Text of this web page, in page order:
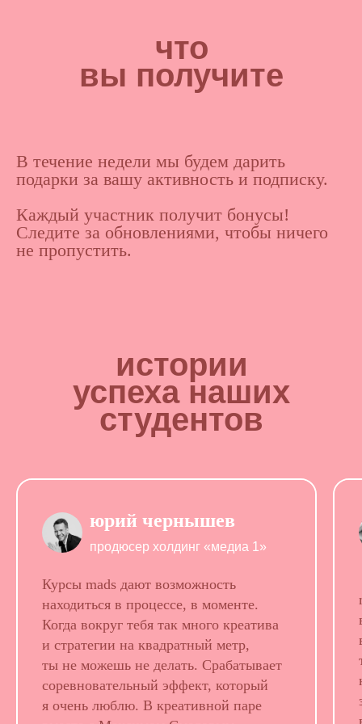
что
вы получите
В течение недели мы будем дарить
подарки за вашу активность и подписку.
Каждый участник получит бонусы!
Следите за обновлениями, чтобы ничего
не пропустить.
истории
успеха наших
студентов
юрий чернышев
продюсер холдинг «медиа 1»
Курсы mads дают возможность
находиться в процессе, в моменте.
Когда вокруг тебя так много креатива
и стратегии на квадратный метр,
ты не можешь не делать. Срабатывает
соревновательный эффект, который
я очень люблю. В креативной паре